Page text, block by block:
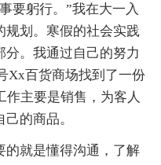
躬行。”我在大一入
规划。寒假的社会实践
分。我通过自己的努力
Xx百货商场找到了一份
作主要是销售，为客人
的商品。
就是懂得沟通，了解